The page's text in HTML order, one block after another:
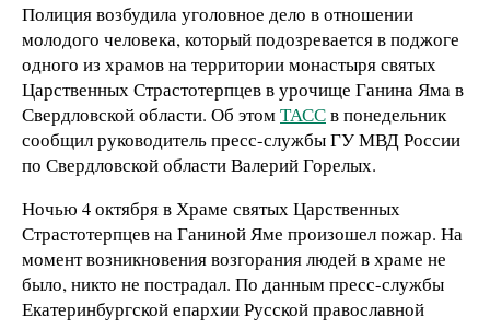
Полиция возбудила уголовное дело в отношении
молодого человека, который подозревается в поджоге
одного из храмов на территории монастыря святых
Царственных Страстотерпцев в урочище Ганина Яма в
Свердловской области. Об этомТАССв понедельник
сообщил руководитель пресс-службы ГУ МВД России
по Свердловской области Валерий Горелых.
Ночью 4 октября в Храме святых Царственных
Страстотерпцев на Ганиной Яме произошел пожар. На
момент возникновения возгорания людей в храме не
было, никто не пострадал. По данным пресс-службы
Екатеринбургской епархии Русской православной